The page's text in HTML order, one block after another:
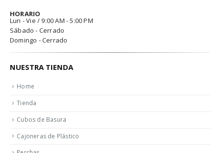
HORARIO
Lun - Vie / 9:00 AM - 5:00 PM
Sábado - Cerrado
Domingo - Cerrado
NUESTRA TIENDA
Home
Tienda
Cubos de Basura
Cajoneras de Plástico